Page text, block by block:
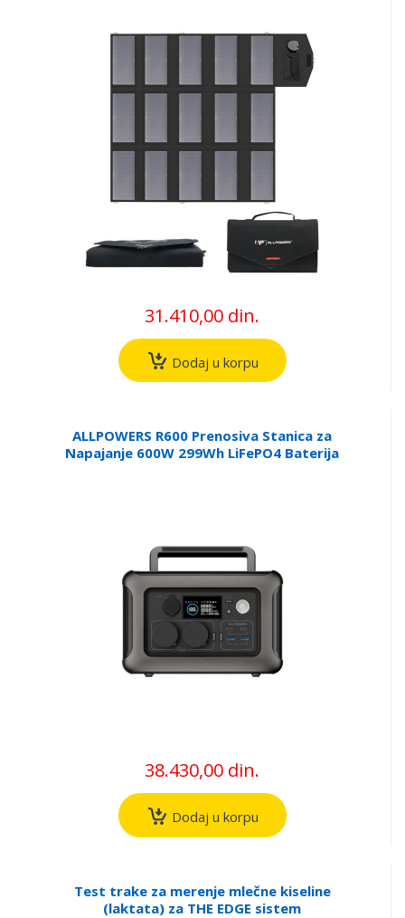
31.410,00 din.
Dodaj u korpu
ALLPOWERS R600 Prenosiva Stanica za
Napajanje 600W 299Wh LiFePO4 Baterija
38.430,00 din.
Dodaj u korpu
Test trake za merenje mlečne kiseline
(laktata) za THE EDGE sistem